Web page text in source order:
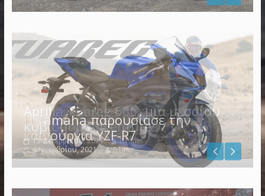
Η Yamaha παρουσίασε την
καινούργια YZF-R7
4 Νοεμβρίου, 2021 BTime